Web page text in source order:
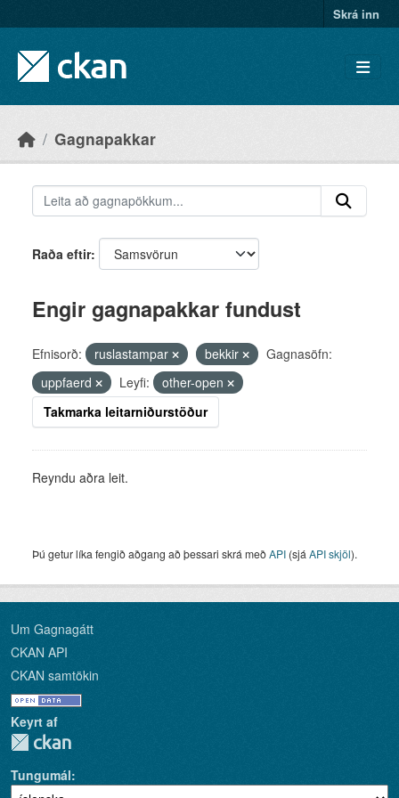
Skrá inn
Gagnapakkar
Raða eftir
Engir gagnapakkar fundust
Efnisorð: ruslastampar bekkir
Gagnasöfn:
uppfaerd
Leyfi:
other-open
Takmarka leitarniðurstöður
Reyndu aðra leit.
Þú getur líka fengið aðgang að þessari skrá meðAPI (sjá API skjöl).
Um Gagnagátt
CKAN API
CKAN samtökin
Keyrt af
Tungumál